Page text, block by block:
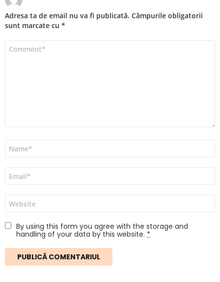
Adresa ta de email nu va fi publicată. Câmpurile obligatorii
sunt marcate cu *
Comentariu
web
By using this form you agree with the storage and
handling of your data by this website. *